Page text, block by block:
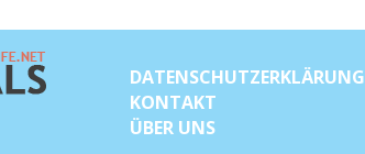
DATENSCHUTZERKLÄRUNG
KONTAKT
ÜBER UNS